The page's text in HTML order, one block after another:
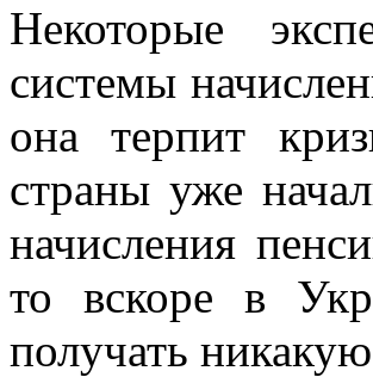
Некоторые
системы
она терпит
страны уже
начисления
то вскоре в
получать